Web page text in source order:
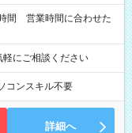
にご相談ください
コンスキル不要
詳細へ